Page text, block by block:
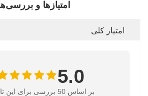
امتیازها و
امتیاز کلی
5.0
بر اساس 50 بررسی برای این تامین‌کننده